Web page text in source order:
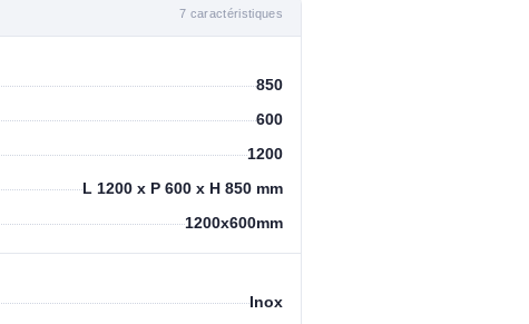
7 caractéristiques
850
600
1200
L 1200 x P 600 x H 850 mm
1200x600mm
Inox